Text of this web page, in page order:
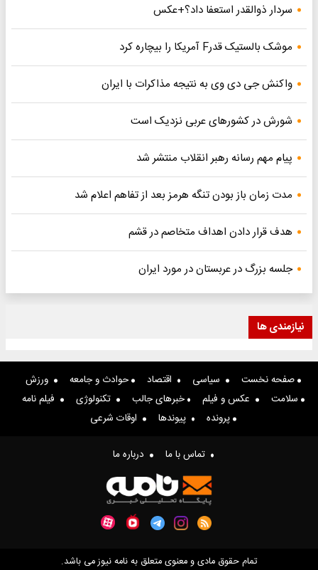
سردار ذوالقدر استعفا داد؟+عکس
موشک بالستیک قدرF آمریکا را بیچاره کرد
واکنش جی دی وی به نتیجه مذاکرات با ایران
شورش در کشورهای عربی نزدیک است
پیام مهم رسانه رهبر انقلاب منتشر شد
مدت زمان باز بودن تنگه هرمز بعد از تفاهم اعلام شد
هدف قرار دادن اهداف متخاصم در قشم
جلسه بزرگ در عربستان در مورد ایران
نیازمندی ها
صفحه نخست سیاسی اقتصاد حوادث و جامعه
ورزش
سلامت
عکس و فیلم خبرهای جالب تکنولوژی
فیلم نامه
پرونده
پیوندها اوقات شرعی
تماس با ما درباره ما
تمام حقوق مادی و معنوی متعلق به نامه نیوز می باشد.